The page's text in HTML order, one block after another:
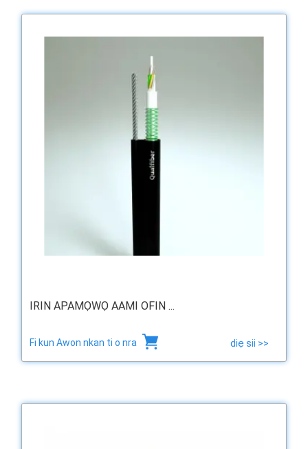
IRIN APAMỌWỌ AAMI OFIN ...
Fi kun Awon nkan ti o nra diẹ sii >>